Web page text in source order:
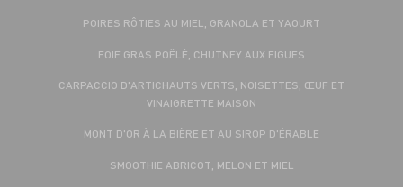
POIRES RÔTIES AU MIEL, GRANOLA ET YAOURT
FOIE GRAS POÊLÉ, CHUTNEY AUX FIGUES
CARPACCIO D'ARTICHAUTS VERTS, NOISETTES, ŒUF ET
VINAIGRETTE MAISON
MONT D'OR À LA BIÈRE ET AU SIROP D'ÉRABLE
SMOOTHIE ABRICOT, MELON ET MIEL